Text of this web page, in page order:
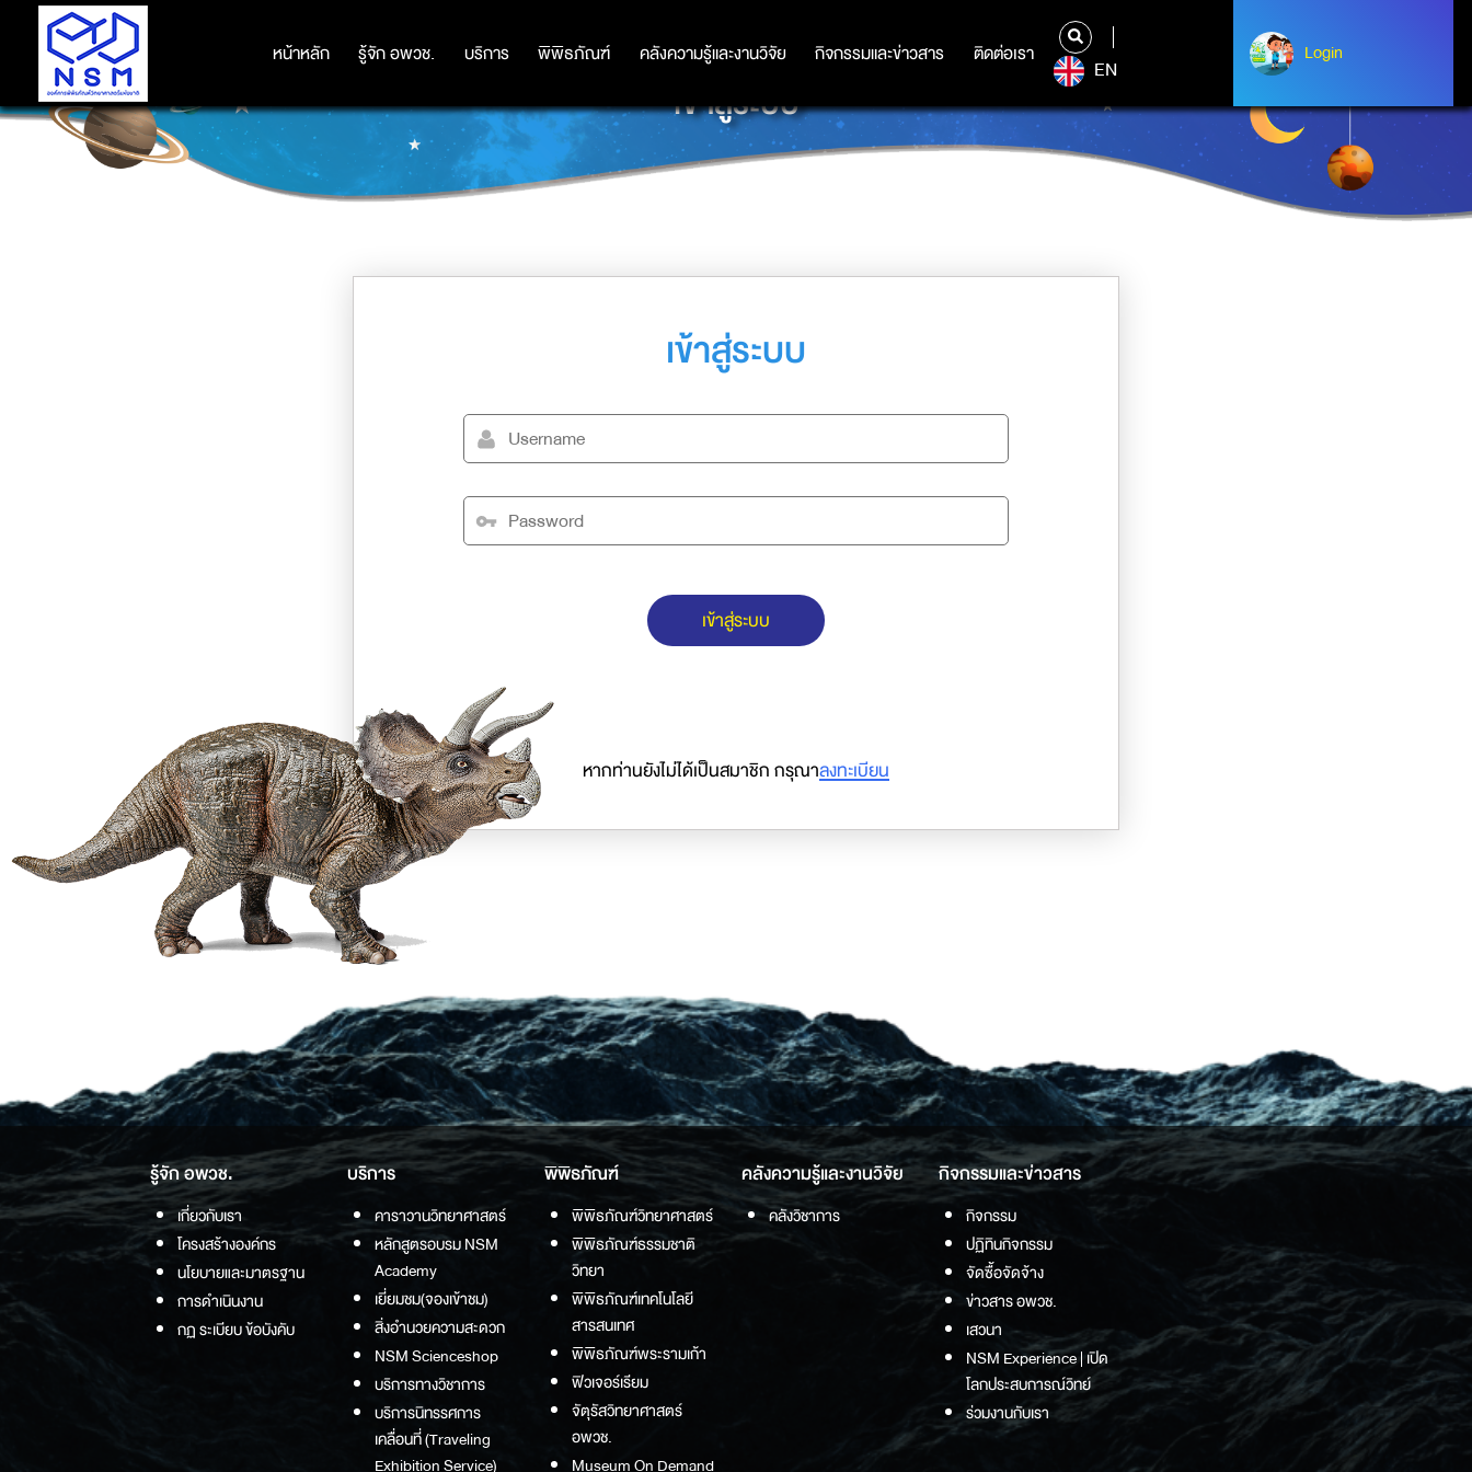
หน้าหลัก รู้จัก อพวช. บริการ พิพิธภัณฑ์ คลังความรู้และงานวิจัย กิจกรรมและข่าวสาร ติดต่อเรา
หน้าหลัก รู้จัก อพวช. บริการ พิพิธภัณฑ์ คลังความรู้และงานวิจัย กิจกรรมและข่าวสาร ติดต่อเรา
EN
Login
Albert Einstein
เข้าสู่ระบบ
เข้าสู่ระบบ
เข้าสู่ระบบ
หากท่านยังไม่ได้เป็นสมาชิก กรุณาลงทะเบียน
รู้จัก อพวช.
เกี่ยวกับเรา
โครงสร้างองค์กร
นโยบายและมาตรฐาน
การดำเนินงาน
กฏ ระเบียบ ข้อบังคับ
บริการ
คาราวานวิทยาศาสตร์
หลักสูตรอบรม NSM
Academy
เยี่ยมชม(จองเข้าชม)
สิ่งอำนวยความสะดวก
NSM Scienceshop
บริการทางวิชาการ
บริการนิทรรศการ
เคลื่อนที่ (Traveling
Exhibition Service)
พิพิธภัณฑ์
พิพิธภัณฑ์วิทยาศาสตร์
พิพิธภัณฑ์ธรรมชาติ
วิทยา
พิพิธภัณฑ์เทคโนโลยี
สารสนเทศ
พิพิธภัณฑ์พระรามเก้า
ฟิวเจอร์เรียม
จัตุรัสวิทยาศาสตร์
อพวช.
Museum On Demand
คลังความรู้และงานวิจัย
คลังวิชาการ
กิจกรรมและข่าวสาร
กิจกรรม
ปฏิทินกิจกรรม
จัดซื้อจัดจ้าง
ข่าวสาร อพวช.
เสวนา
NSM Experience | เปิด
โลกประสบการณ์วิทย์
ร่วมงานกับเรา